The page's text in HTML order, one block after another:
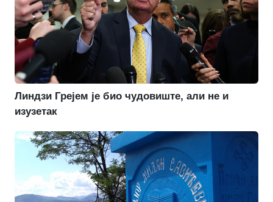
Линдзи Грејем је био чудовиште, али не и
изузетак